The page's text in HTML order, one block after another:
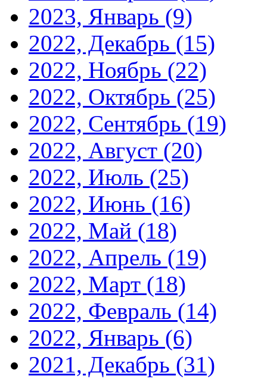
2023, Январь (9)
2022, Декабрь (15)
2022, Ноябрь (22)
2022, Октябрь (25)
2022, Сентябрь (19)
2022, Август (20)
2022, Июль (25)
2022, Июнь (16)
2022, Май (18)
2022, Апрель (19)
2022, Март (18)
2022, Февраль (14)
2022, Январь (6)
2021, Декабрь (31)